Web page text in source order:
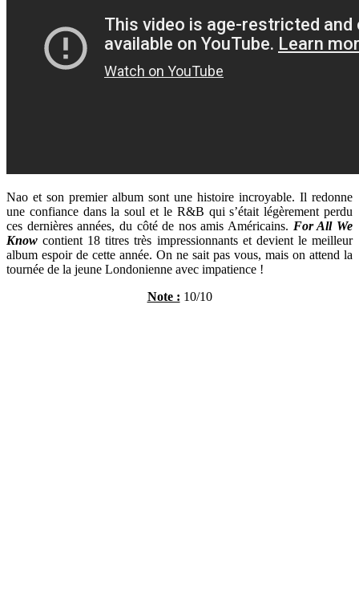
Nao et son premier album sont une histoire incroyable. Il redonne
une confiance dans la soul et le R&B qui s’était légèrement perdu
ces dernières années, du côté de nos amis Américains. For All We
Know contient 18 titres très impressionnants et devient le meilleur
album espoir de cette année. On ne sait pas vous, mais on attend la
tournée de la jeune Londonienne avec impatience !
Note : 10/10